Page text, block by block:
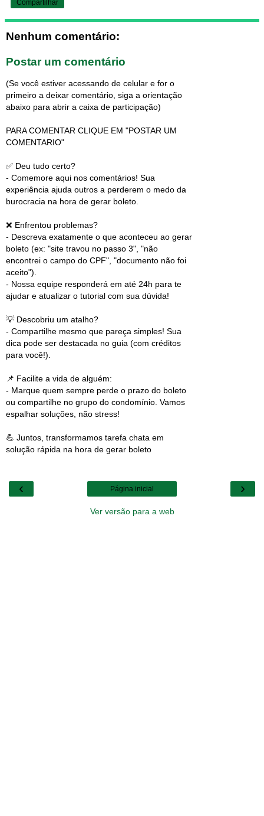
Compartilhar
Nenhum comentário:
Postar um comentário
(Se você estiver acessando de celular e for o
primeiro a deixar comentário, siga a orientação
abaixo para abrir a caixa de participação)
PARA COMENTAR CLIQUE EM "POSTAR UM
COMENTARIO"
✅ Deu tudo certo?
- Comemore aqui nos comentários! Sua
experiência ajuda outros a perderem o medo da
burocracia na hora de gerar boleto.
❌ Enfrentou problemas?
- Descreva exatamente o que aconteceu ao gerar
boleto (ex: "site travou no passo 3", "não
encontrei o campo do CPF", "documento não foi
aceito").
- Nossa equipe responderá em até 24h para te
ajudar e atualizar o tutorial com sua dúvida!
💡 Descobriu um atalho?
- Compartilhe mesmo que pareça simples! Sua
dica pode ser destacada no guia (com créditos
para você!).
📌 Facilite a vida de alguém:
- Marque quem sempre perde o prazo do boleto
ou compartilhe no grupo do condomínio. Vamos
espalhar soluções, não stress!
💪 Juntos, transformamos tarefa chata em
solução rápida na hora de gerar boleto
‹ ›
Página inicial
Ver versão para a web